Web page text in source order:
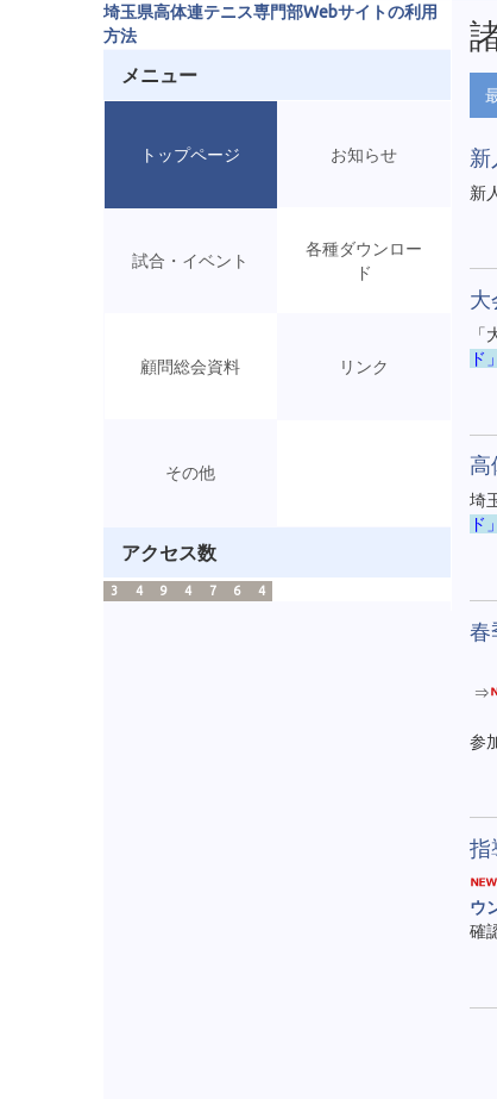
新
新
大
ド」
高
埼
ド」
春
⇒
参
指
ウ
確
埼玉県高体連テニス専門部Webサイトの利用
方法
メニュー
トップページ お知らせ
試合・イベント
各種ダウンロー
ド
顧問総会資料 リンク
その他
アクセス数
3 4 9 4 7 6 4